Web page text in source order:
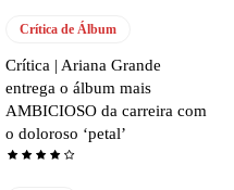
Crítica de Álbum
Crítica | Ariana Grande
entrega o álbum mais
AMBICIOSO da carreira com
o doloroso ‘petal’